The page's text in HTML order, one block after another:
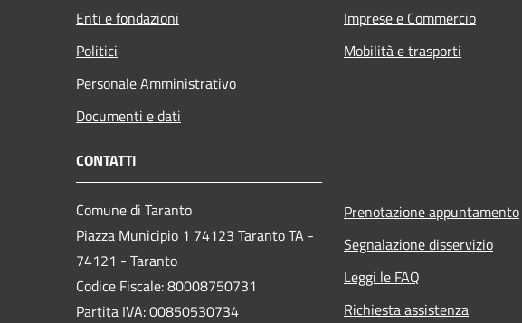
Enti e fondazioni
Politici
Personale Amministrativo
Documenti e dati
Imprese e Commercio
Mobilità e trasporti
CONTATTI
Comune di Taranto
Piazza Municipio 1 74123 Taranto TA -
74121 - Taranto
Codice Fiscale: 80008750731
Partita IVA: 00850530734
Prenotazione appuntamento
Segnalazione disservizio
Leggi le FAQ
Richiesta assistenza